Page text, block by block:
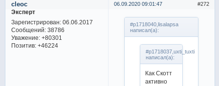
272
06.09.2020 09:01:47
cleoc
Эксперт
Зарегистрирован: 06.06.2017
Сообщений:38786
Уважение: +80301
Позитив: +46224
#p1718040,lisalapsa
написал(а):
#p1718037,uxti_tuxti
написал(а):
Как Скотт
активно